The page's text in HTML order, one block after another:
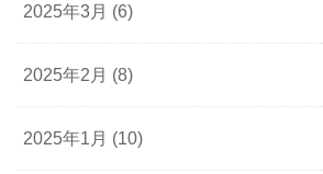
2025年3月 (6)
2025年2月 (8)
2025年1月 (10)